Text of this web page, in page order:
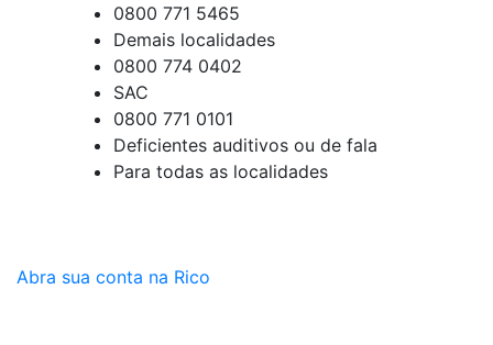
0800 771 5465
Demais localidades
0800 774 0402
SAC
0800 771 0101
Deficientes auditivos ou de fala
Para todas as localidades
Abra sua conta na Rico